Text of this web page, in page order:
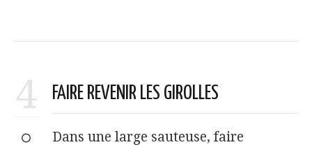
4 FAIRE REVENIR LES GIROLLES
Dans une large sauteuse, faire